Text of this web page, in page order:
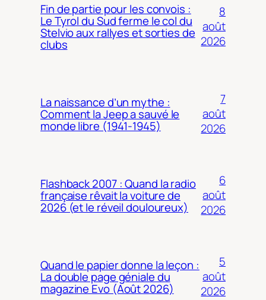
Fin de partie pour les convois :
Le Tyrol du Sud ferme le col du
Stelvio aux rallyes et sorties de
clubs
8
août
2026
La naissance d’un mythe :
Comment la Jeep a sauvé le
monde libre (1941-1945)
7
août
2026
Flashback 2007 : Quand la radio
française rêvait la voiture de
2026 (et le réveil douloureux)
6
août
2026
Quand le papier donne la leçon :
La double page géniale du
magazine Evo (Août 2026)
5
août
2026